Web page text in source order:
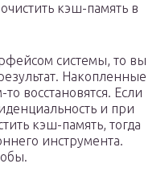
кэш-память в
системы, то вы
Накопленные
восстановятся. Если
и при
кэш-память, тогда
инструмента.